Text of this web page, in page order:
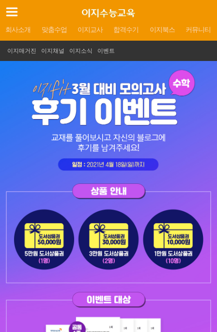
회사소개 맞춤수업 이지교사 합격수기 이지북스 커뮤니티
이지매거진 이지채널 이지소식 이벤트